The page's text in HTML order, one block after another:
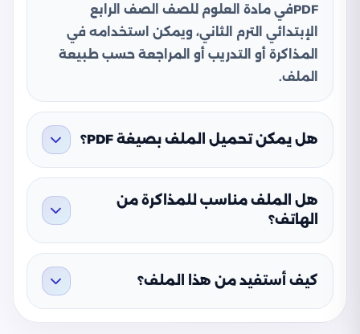
PDFفي مادة العلوم للصف الصف الرابع
الإبتدائي الترم الثاني، ويمكن استخدامه في
المذاكرة أو التدريب أو المراجعة حسب طبيعة
الملف.
هل يمكن تحميل الملف بصيغة PDF؟
هل الملف مناسب للمذاكرة من
الهاتف؟
كيف أستفيد من هذا الملف؟